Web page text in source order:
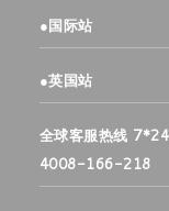
●国际站
●英国站
全球客服热线
4008-166-218